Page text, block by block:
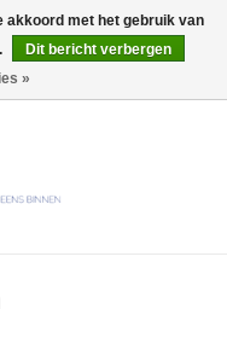
0 Artikelen - €0,00
akkoord met het gebruik van
Dit bericht verbergen
»
Do 13/08